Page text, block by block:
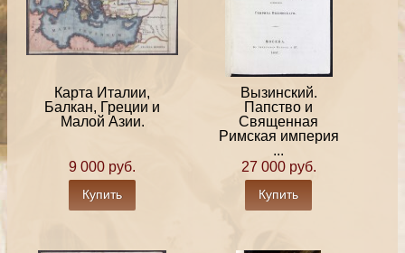
Карта Италии,
Балкан, Греции и
Малой Азии.
9 000 руб.
Купить
Вызинский.
Папство и
Священная
Римская империя
...
27 000 руб.
Купить